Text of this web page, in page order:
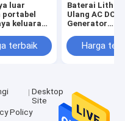
luar
portabel
keluaran
energi
terbaik
Baterai
Ulang AC DC
Generator
Luar Ruangan
Darurat Mobil
Harga
Desktop
Site
Policy